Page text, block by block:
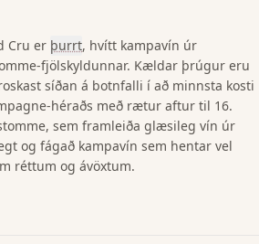
Cru er þurrt, hvítt kampavín úr
fjölskyldunnar. Kældar þrúgur eru
síðan á botnfalli í að minnsta kosti
héraðs með rætur aftur til 16.
sem framleiða glæsileg vín úr
og fágað kampavín sem hentar vel
réttum og ávöxtum.